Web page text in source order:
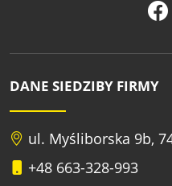
DANE SIEDZIBY FIRMY
ul. Myśliborska 9b,
+48 663-328-993